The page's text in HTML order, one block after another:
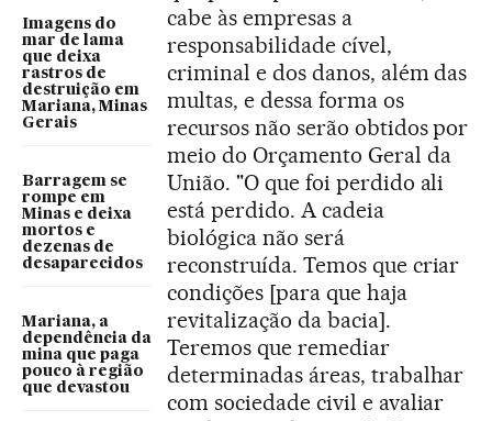
Imagens do
mar de lama
que deixa
rastros de
destruição em
Mariana, Minas
Gerais
Barragem se
rompe em
Minas e deixa
mortos e
dezenas de
desaparecidos
Mariana, a
dependência da
mina que paga
pouco à região
que devastou
cabe às empresas a
responsabilidade cível,
criminal e dos danos, além das
multas, e dessa forma os
recursos não serão obtidos por
meio do Orçamento Geral da
União. "O que foi perdido ali
está perdido. A cadeia
biológica não será
reconstruída. Temos que criar
condições [para que haja
revitalização da bacia].
Teremos que remediar
determinadas áreas, trabalhar
com sociedade civil e avaliar